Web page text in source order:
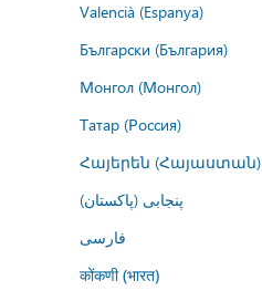
Valencià (Espanya)
Български (България)
Монгол (Монгол)
Татар (Россия)
Հայերեն (Հայաստան)
پنجابی (پاکستان)
فارسى
कोंकणी (भारत)